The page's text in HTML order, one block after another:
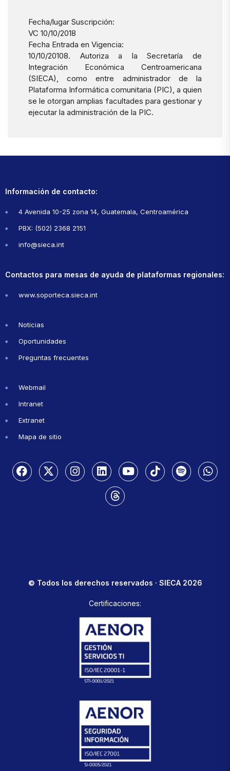
Fecha/lugar Suscripción:
VC 10/10/2018
Fecha Entrada en Vigencia:
10/10/20108. Autoriza a la Secretaría de
Integración Económica Centroamericana
(SIECA), como entre administrador de la
Plataforma Informática comunitaria (PIC), a quien
se le otorgan amplias facultades para gestionar y
ejecutar la administración de la PIC.
Información de contacto:
4 Avenida 10-25 zona 14, Guatemala, Centroamérica
PBX: (502) 2368 2151
info@sieca.int
Contactos para mesas de ayuda de plataformas regionales:
www.soporteca.sieca.int
Noticias
Oportunidades
Preguntas frecuentes
Webmail
Intranet
Extranet
Mapa de sitio
© Todos los derechos reservados · SIECA 2026
Certificaciones: